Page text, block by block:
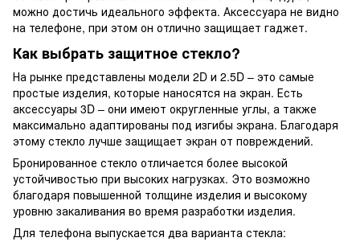
можно достичь идеального эффекта. Аксессуара не видно
на телефоне, при этом он отлично защищает гаджет.
Как выбрать защитное стекло?
На рынке представлены модели 2D и 2.5D – это самые
простые изделия, которые наносятся на экран. Есть
аксессуары 3D – они имеют округленные углы, а также
максимально адаптированы под изгибы экрана. Благодаря
этому стекло лучше защищает экран от повреждений.
Бронированное стекло отличается более высокой
устойчивостью при высоких нагрузках. Это возможно
благодаря повышенной толщине изделия и высокому
уровню закаливания во время разработки изделия.
Для телефона выпускается два варианта стекла: